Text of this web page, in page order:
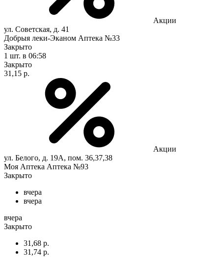
Акции
ул. Советская, д. 41
Добрыя леки-Эканом Аптека №33
Закрыто
1 шт. в 06:58
Закрыто
31,15 р.
Акции
ул. Белого, д. 19А, пом. 36,37,38
Моя Аптека Аптека №93
Закрыто
вчера
вчера
вчера
Закрыто
31,68 р.
31,74 р.